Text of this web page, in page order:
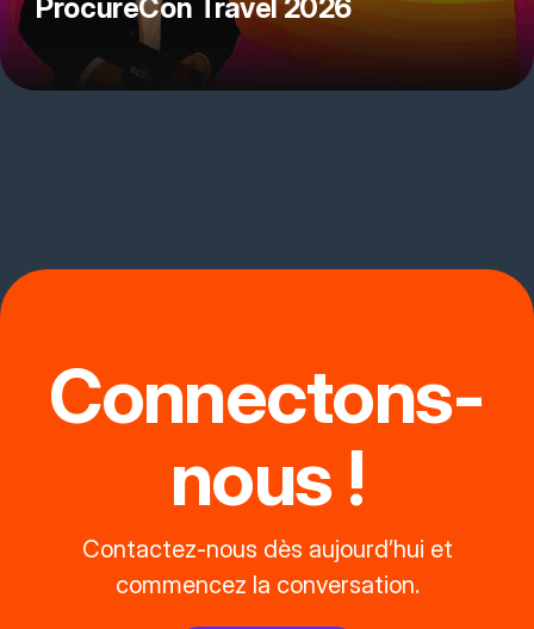
ProcureCon Travel 2026
Connectons-
nous !
Contactez-nous dès aujourd’hui et
commencez la conversation.